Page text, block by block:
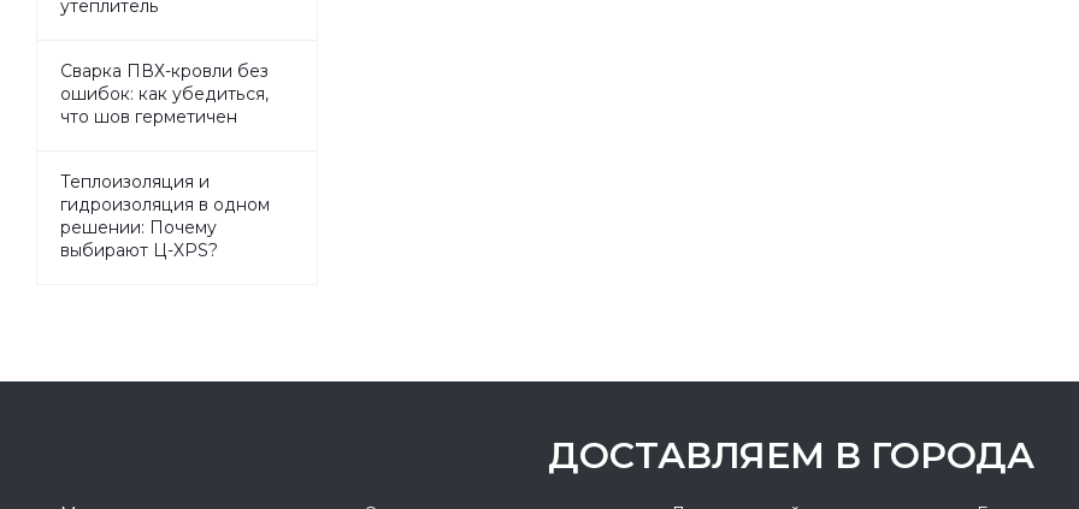
утеплитель
Сварка ПВХ-кровли без
ошибок: как убедиться,
что шов герметичен
Теплоизоляция и
гидроизоляция в одном
решении: Почему
выбирают Ц-XPS?
ДОСТАВЛЯЕМ В ГОРОДА